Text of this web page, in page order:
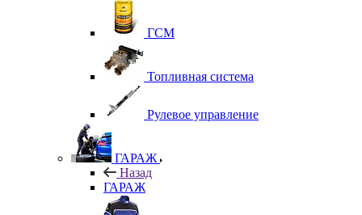
ГСМ
Топливная система
Рулевое управление
ГАРАЖ
Назад
ГАРАЖ